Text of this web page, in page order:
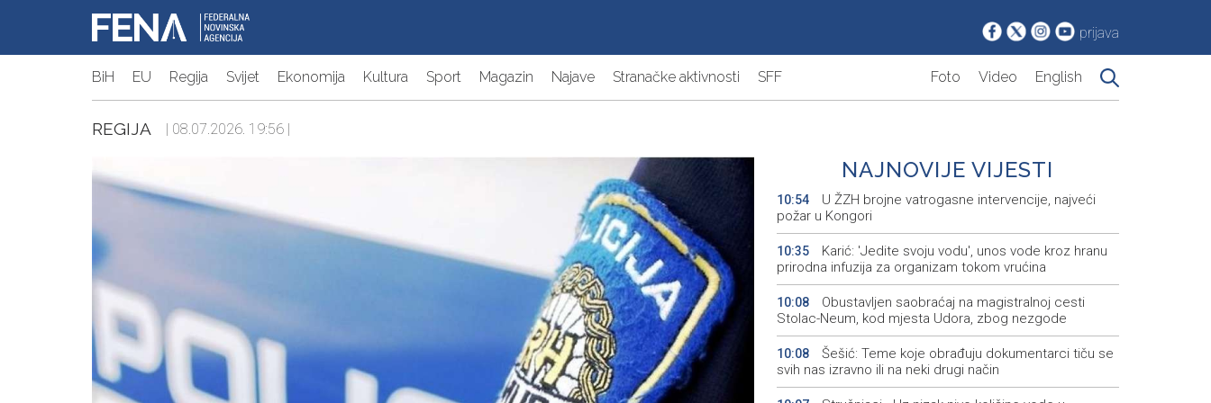
prijava
BiH EU Regija Svijet Ekonomija Kultura Sport Magazin Najave Stranačke aktivnosti SFF Foto Video English
REGIJA | 08.07.2026. 19:56 |
NAJNOVIJE VIJESTI
10:54
U ŽZH brojne vatrogasne intervencije, najveći
požar u Kongori
10:35
Karić: 'Jedite svoju vodu', unos vode kroz hranu
prirodna infuzija za organizam tokom vrućina
10:08
Obustavljen saobraćaj na magistralnoj cesti
Stolac-Neum, kod mjesta Udora, zbog nezgode
10:08
Šešić: Teme koje obrađuju dokumentarci tiču se
svih nas izravno ili na neki drugi način